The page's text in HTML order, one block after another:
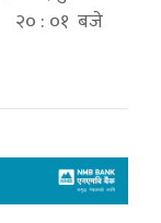
२० : ०१ बजे